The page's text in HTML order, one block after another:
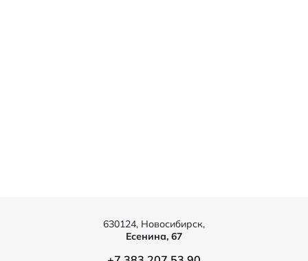
630124, Новосибирск,
Есенина, 67